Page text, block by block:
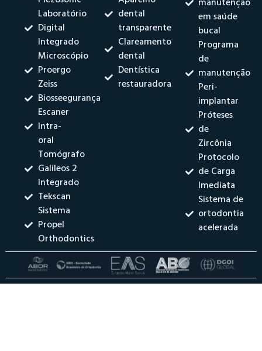
Laboratório
Digital
Integrado
Microscópio
Proergo
Zeiss
Biosseegurança
Escaner
Intra-
oral
Tomógrafo
Galileos 2
Integrado
Tekscan
Sistema
Propel
Orthodontics
dental
transparente
Clareamento
dental
Dentística
restauradora
em saúde
bucal
Programa
de
manutenção
Peri-
implantar
Próteses
de
Zircônia
Protocolo
de Carga
Imediata
Sistema de
ortodontia
acelerada